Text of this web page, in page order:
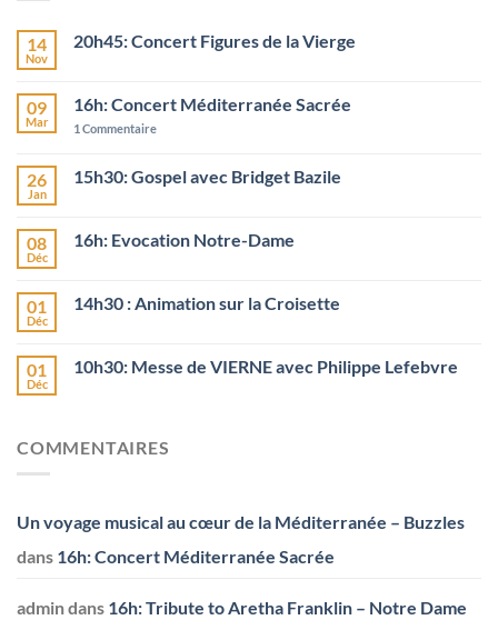
14
Nov
20h45: Concert Figures de la Vierge
09
Mar
16h: Concert Méditerranée Sacrée
1 Commentaire
26
Jan
15h30: Gospel avec Bridget Bazile
08
Déc
16h: Evocation Notre-Dame
01
Déc
14h30 : Animation sur la Croisette
01
Déc
10h30: Messe de VIERNE avec Philippe Lefebvre
COMMENTAIRES
Un voyage musical au cœur de la Méditerranée – Buzzles
dans 16h: Concert Méditerranée Sacrée
admindans 16h: Tribute to Aretha Franklin – Notre Dame